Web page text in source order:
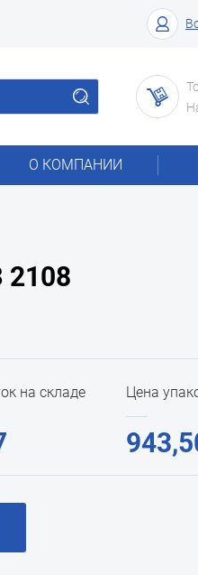
О КОМПАНИИ
на складе Цена